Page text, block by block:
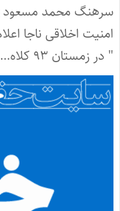
سرهنگ محمد مسعود
امنیت اخلاقی ناجا
" در زمستان ۹۳ کلاه…